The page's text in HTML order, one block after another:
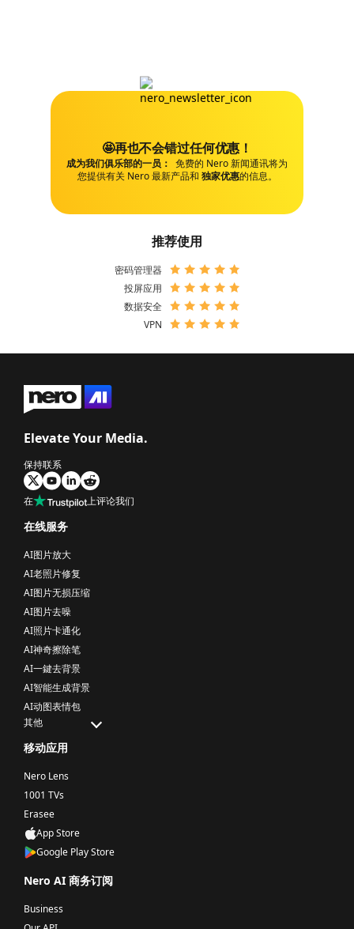
🤩再也不会错过任何优惠！
成为我们俱乐部的一员： 免费的 Nero 新闻通讯将为
您提供有关 Nero 最新产品和 独家优惠的信息。
推荐使用
密码管理器
投屏应用
数据安全
VPN
Elevate Your Media.
保持联系
在 上评论我们
在线服务
AI图片放大
AI老照片修复
AI图片无损压缩
AI图片去噪
AI照片卡通化
AI神奇擦除笔
AI一鍵去背景
AI智能生成背景
AI动图表情包
其他
移动应用
Nero Lens
1001 TVs
Erasee
App Store
Google Play Store
Nero AI 商务订阅
Business